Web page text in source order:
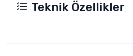
Teknik Özellikler